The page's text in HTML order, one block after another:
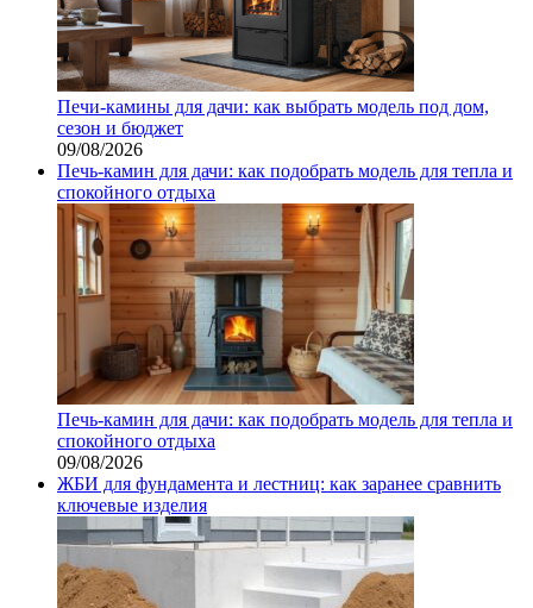
Печи-камины для дачи: как выбрать модель под дом,
сезон и бюджет
09/08/2026
Печь-камин для дачи: как подобрать модель для тепла и
спокойного отдыха
Печь-камин для дачи: как подобрать модель для тепла и
спокойного отдыха
09/08/2026
ЖБИ для фундамента и лестниц: как заранее сравнить
ключевые изделия